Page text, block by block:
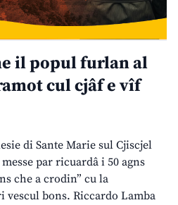
il popul furlan al
cul cjâf e vîf
di Sante Marie sul Cjiscjel
par ricuardâ i 50 agns
che a crodin” cu la
vescul bons. Riccardo Lamba